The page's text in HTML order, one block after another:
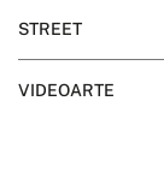
STREET
VIDEOARTE